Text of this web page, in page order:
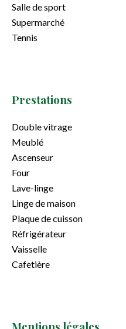
Salle de sport
Supermarché
Tennis
Prestations
Double vitrage
Meublé
Ascenseur
Four
Lave-linge
Linge de maison
Plaque de cuisson
Réfrigérateur
Vaisselle
Cafetière